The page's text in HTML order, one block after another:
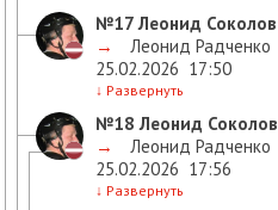
№17Леонид Соколов
→
Леонид Радченко
25.02.2026 17:50
↓ Развернуть
№18 Леонид Соколов
→
Леонид Радченко
25.02.2026 17:56
↓ Развернуть